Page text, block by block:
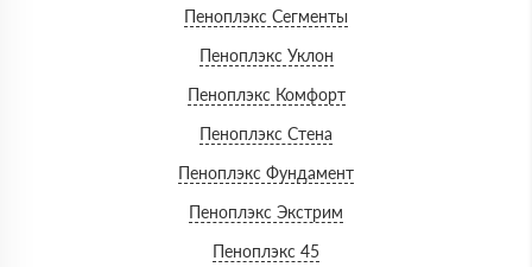
Пеноплэкс Сегменты
Пеноплэкс Уклон
Пеноплэкс Комфорт
Пеноплэкс Стена
Пеноплэкс Фундамент
Пеноплэкс Экстрим
Пеноплэкс 45